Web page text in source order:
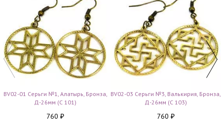
BV02-01 Серьги №1, Алатырь, Бронза,
Д-26мм (С 101)
760 ₽
BV02-03 Серьги №3, Валькирия, Бронза,
Д-26мм (С 103)
760 ₽